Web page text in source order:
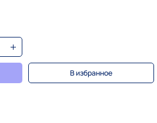
В избранное